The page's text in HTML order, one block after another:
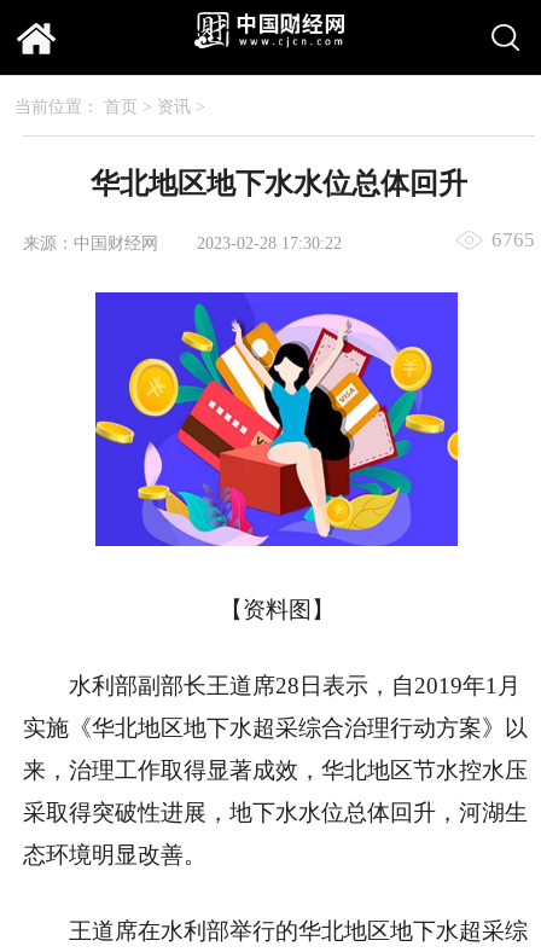
当前位置： 首页 > 资讯>
华北地区地下水水位总体回升
来源：中国财经网 2023-02-28 17:30:22 6765
【资料图】
水利部副部长王道席28日表示，自2019年1月
实施《华北地区地下水超采综合治理行动方案》以
来，治理工作取得显著成效，华北地区节水控水压
采取得突破性进展，地下水水位总体回升，河湖生
态环境明显改善。
王道席在水利部举行的华北地区地下水超采综